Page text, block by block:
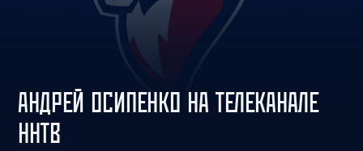
АНДРЕЙ ОСИПЕНКО НА ТЕЛЕКАНАЛЕ
ННТВ